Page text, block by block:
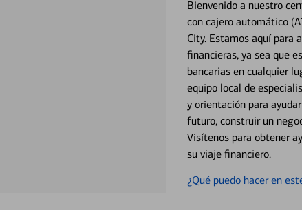
Bienvenido a nuestro
con cajero automático
City. Estamos aquí para
financieras, ya sea que
bancarias en cualquier
equipo local de
y orientación para
futuro, construir un
Visítenos para obtener
su viaje financiero.
¿Qué puedo hacer en